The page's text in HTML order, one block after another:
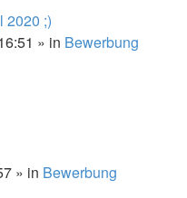
2020 ;)
» in Bewerbung
» in Bewerbung